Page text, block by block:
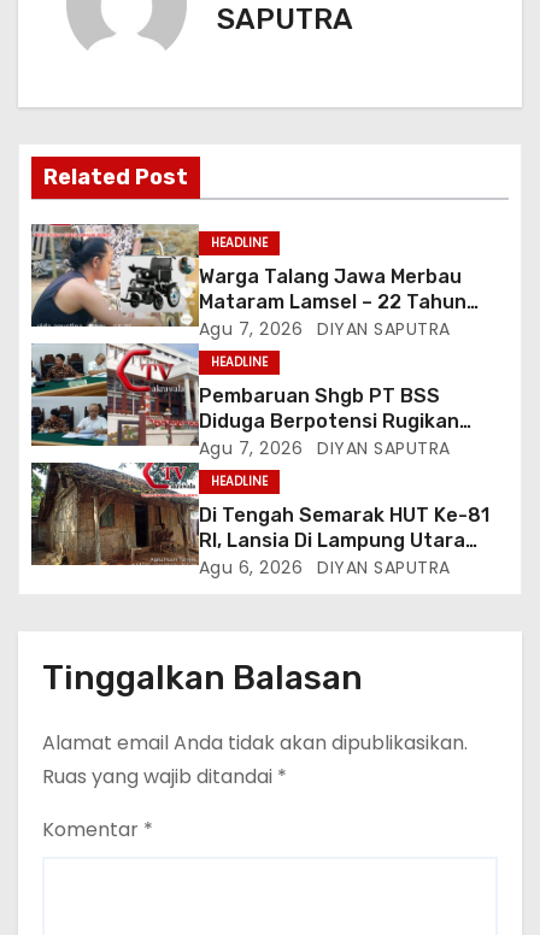
SAPUTRA
Related Post
HEADLINE
Warga Talang Jawa Merbau
Mataram Lamsel – 22 Tahun
Lumpuh Vina Agustina Viral Di
Tiktok Inginkan Kursi Roda
Listrik, Kepala Perwakilan
Provinsi Lampung Media
Cakrawala Tv Meminta Pemda
Lamsel Bertindak
Agu 7, 2026 DIYAN SAPUTRA
HEADLINE
Pembaruan Shgb PT BSS
Diduga Berpotensi Rugikan
Negara, Kementrian ATR/BPN Di
Gugat Di PTUN Jakarta
Agu 7, 2026 DIYAN SAPUTRA
HEADLINE
Di Tengah Semarak HUT Ke-81
RI, Lansia Di Lampung Utara
Hidup Memprihatinkan
Agu 6, 2026 DIYAN SAPUTRA
Tinggalkan Balasan
Alamat email Anda tidak akan dipublikasikan.
Ruas yang wajib ditandai *
Komentar *